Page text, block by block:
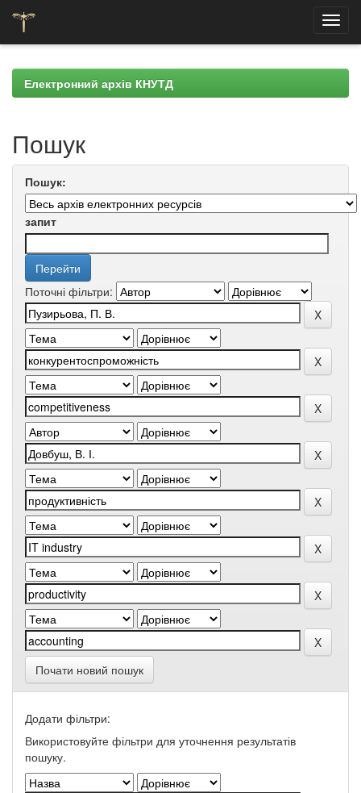
navigationЕлектронний архів КНУТД
Пошук
Пошук:
запит
Поточні фільтри:
Почати новий пошук
Додати фільтри:
Використовуйте фільтри для уточнення результатів
пошуку.